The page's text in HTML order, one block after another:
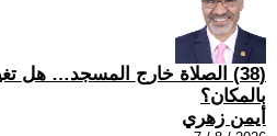
(38) الصلاة خارج المسجد… هل
بالمكان؟
أيمن زهري